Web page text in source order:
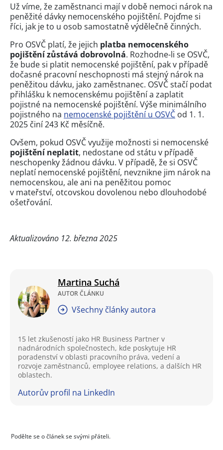
Už víme, že zaměstnanci mají v době nemoci nárok na
peněžité dávky nemocenského pojištění. Pojďme si
říci, jak je to u osob samostatně výdělečně činných.
Pro OSVČ platí, že jejich platba nemocenského
pojištění zůstává dobrovolná. Rozhodne-li se OSVČ,
že bude si platit nemocenské pojištění, pak v případě
dočasné pracovní neschopnosti má stejný nárok na
peněžitou dávku, jako zaměstnanec. OSVČ stačí podat
přihlášku k nemocenskému pojištění a zaplatit
pojistné na nemocenské pojištění. Výše minimálního
pojistného na nemocenské pojištění u OSVČ od 1. 1.
2025 činí 243 Kč měsíčně.
Ovšem, pokud OSVČ využije možnosti si nemocenské
pojištění neplatit, nedostane od státu v případě
neschopenky žádnou dávku. V případě, že si OSVČ
neplatí nemocenské pojištění, nevznikne jim nárok na
nemocenskou, ale ani na peněžitou pomoc
v mateřství, otcovskou dovolenou nebo dlouhodobé
ošetřování.
Aktualizováno 12. března 2025
Martina Suchá
AUTOR ČLÁNKU
Všechny články autora
15 let zkušeností jako HR Business Partner v
nadnárodních společnostech, kde poskytuje HR
poradenství v oblasti pracovního práva, vedení a
rozvoje zaměstnanců, employee relations, a dalších HR
oblastech.
Autorův profil na LinkedIn
Podělte se o článek se svými přáteli.